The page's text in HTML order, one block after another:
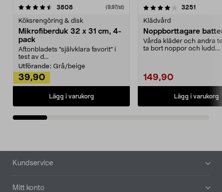
3808recensioner (9,97/st)
Köksrengöring & disk
Mikrofiberduk 32 x 31 cm, 4-
pack
Aftonbladets "självklara favorit” i
test av d...
Utförande: Grå/beige
39,90
Lägg i varukorg
4.0av 5 stjärnor 3251
Klädvård
Noppborttagare
Vårda kläder och andra
ta bort noppor och ludd.
149,90
Lägg i varukorg
4.5av 5 stjärnor
Sidfot
Kundservice
Mitt konto